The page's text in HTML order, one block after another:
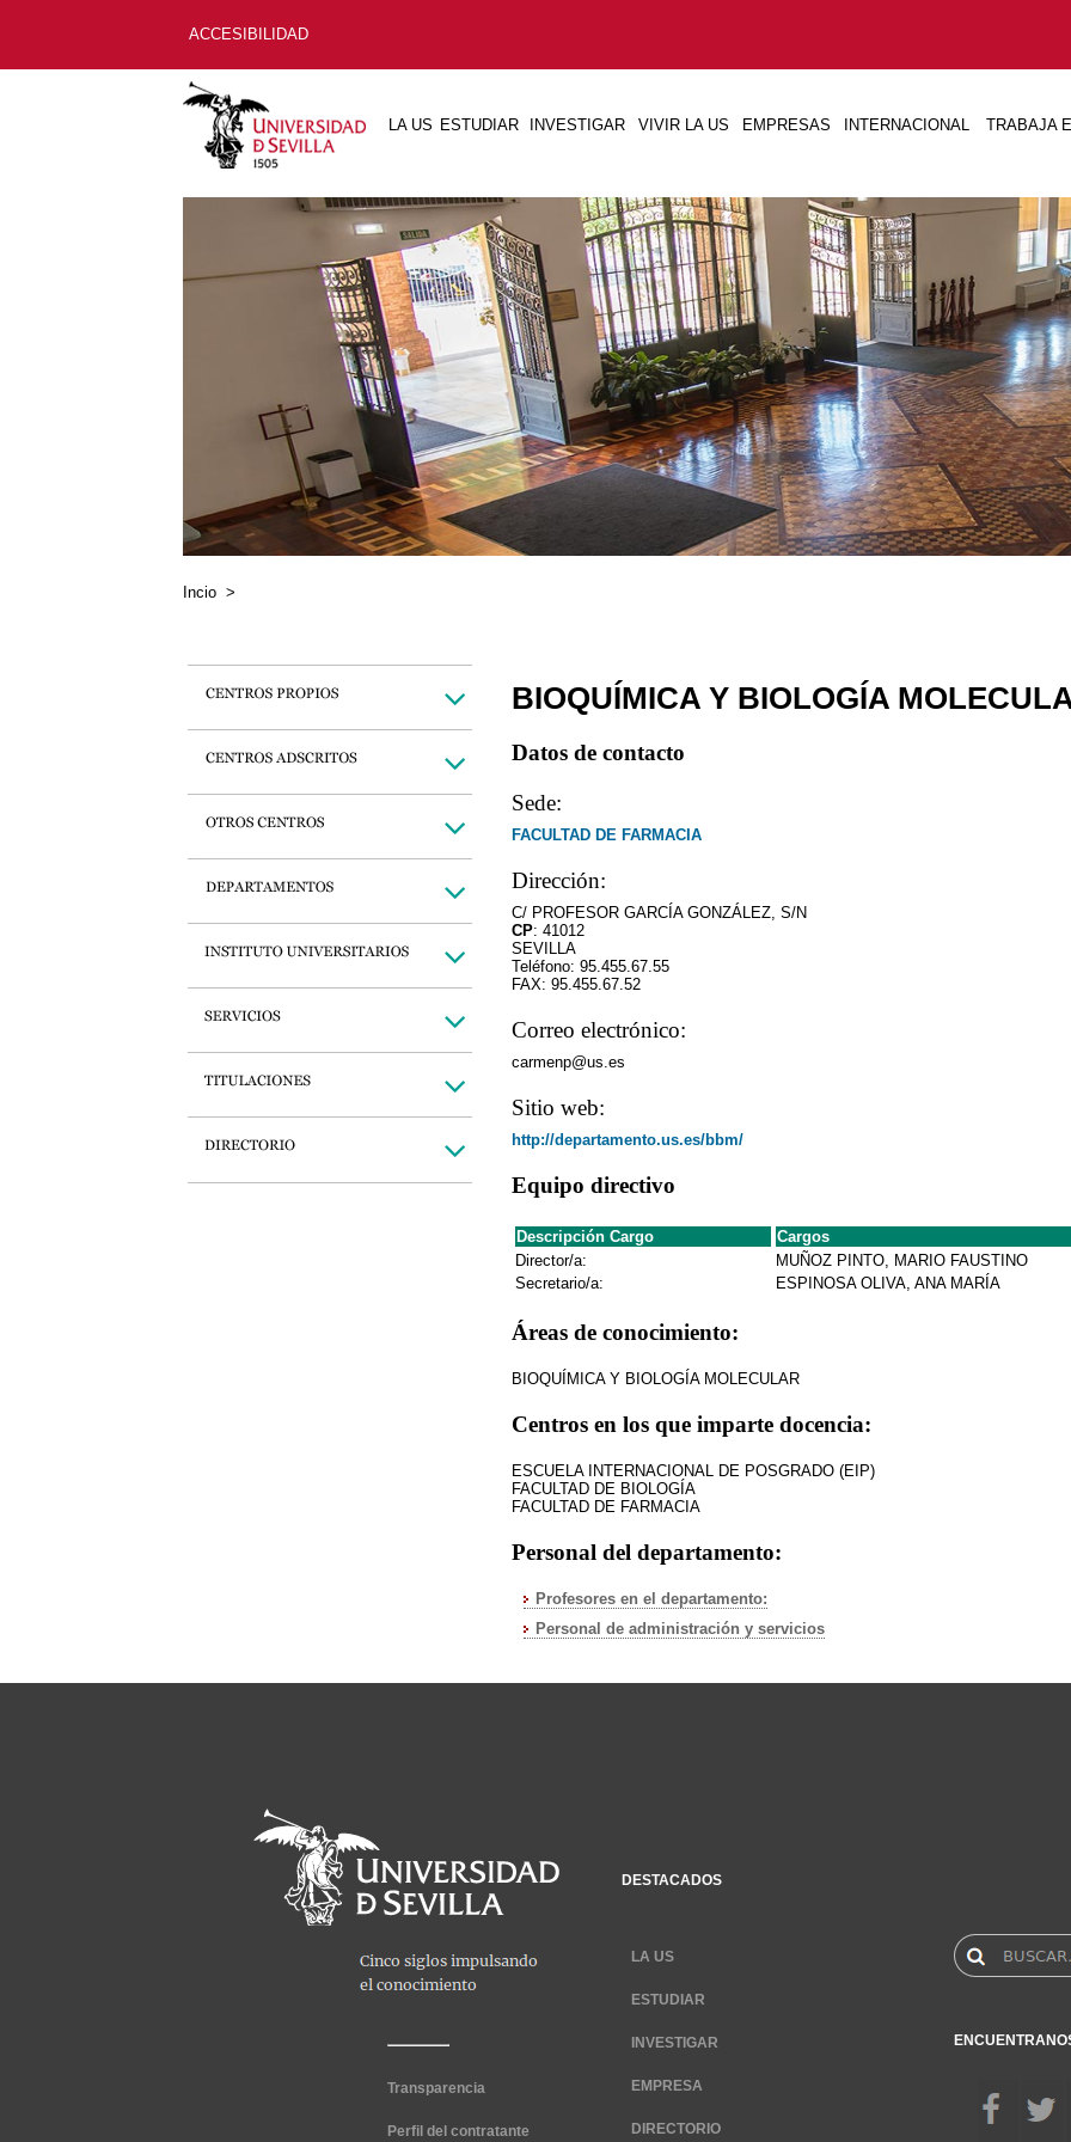
ACCESIBILIDAD
LA US ESTUDIAR INVESTIGAR VIVIR LA US EMPRESAS INTERNACIONAL TRABAJA
Incio >
BIOQUÍMICA Y BIOLOGÍA
Datos de contacto
Sede:
FACULTAD DE FARMACIA
Dirección:
C/ PROFESOR GARCÍA GONZÁLEZ, S/N
CP: 41012
SEVILLA
Teléfono: 95.455.67.55
FAX: 95.455.67.52
Correo electrónico:
carmenp@us.es
Sitio web:
http://departamento.us.es/bbm/
Equipo directivo
Descripción Cargo
Cargos
Director/a:
MUÑOZ PINTO, MARIO FAUSTINO
Secretario/a:
ESPINOSA OLIVA, ANA MARÍA
Áreas de conocimiento:
BIOQUÍMICA Y BIOLOGÍA MOLECULAR
Centros en los que imparte docencia:
ESCUELA INTERNACIONAL DE POSGRADO (EIP)
FACULTAD DE BIOLOGÍA
FACULTAD DE FARMACIA
Personal del departamento:
Profesores en el departamento:
Personal de administración y servicios
Transparencia
Perfil del contratante
DESTACADOS
LA US
ESTUDIAR
INVESTIGAR
EMPRESA
DIRECTORIO